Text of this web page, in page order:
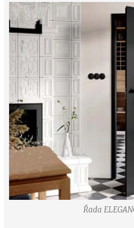
Řada